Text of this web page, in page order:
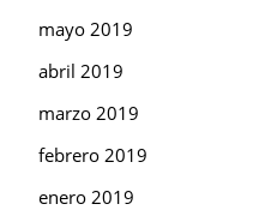
mayo 2019
abril 2019
marzo 2019
febrero 2019
enero 2019